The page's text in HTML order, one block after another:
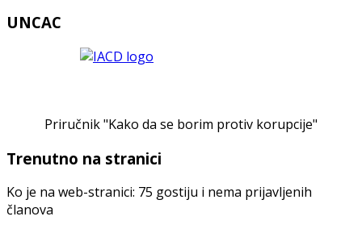
UNCAC
Priručnik "Kako da se borim protiv korupcije"
Trenutno na stranici
Ko je na web-stranici: 75 gostiju i nema prijavljenih
članova